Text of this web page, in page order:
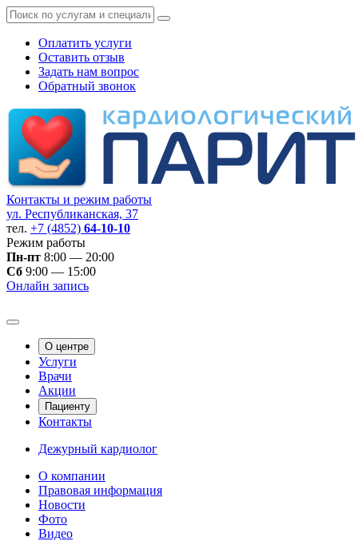
Оплатить услуги
Оставить отзыв
Задать нам вопрос
Обратный звонок
Контакты и режим работы
ул. Республиканская, 37
тел. +7 (4852) 64-10-10
Режим работы
Пн-пт 8:00 — 20:00
Сб 9:00 — 15:00
Онлайн запись
О центре
Услуги
Врачи
Акции
Пациенту
Контакты
Дежурный кардиолог
О компании
Правовая информация
Новости
Фото
Видео